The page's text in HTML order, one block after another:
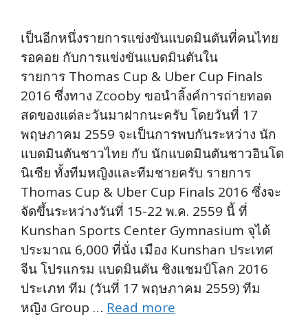
เป็นอีกหนึ่งรายการแข่งขันแบดมินตันที่คนไทย
รอคอย กับการแข่งขันแบดมินตันใน
รายการ Thomas Cup & Uber Cup Finals
2016 ซึ่งทาง Zcooby ขอนำลิ้งค์การถ่ายทอด
สดของแต่ละวันมาฝากนะครับ โดยวันที่ 17
พฤษภาคม 2559 จะเป็นการพบกันระหว่าง นัก
แบดมินตันชาวไทย กับ นักแบดมินตันชาวอินโด
นิเซีย ทั้งทีมหญิงและทีมชายครับ รายการ
Thomas Cup & Uber Cup Finals 2016 ซึ่งจะ
จัดขึ้นระหว่างวันที่ 15-22 พ.ค. 2559 นี้ ที่
Kunshan Sports Center Gymnasium จุได้
ประมาณ 6,000 ที่นั่ง เมือง Kunshan ประเทศ
จีน โปรแกรม แบดมินตัน ชิงแชมป์โลก 2016
ประเภท ทีม (วันที่ 17 พฤษภาคม 2559) ทีม
หญิง Group … Read more